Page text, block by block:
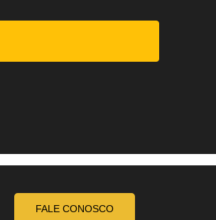
FALE CONOSCO